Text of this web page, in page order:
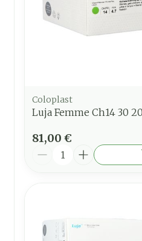
Coloplast
Luja Femme Ch14 30
81,00 €
Quantité